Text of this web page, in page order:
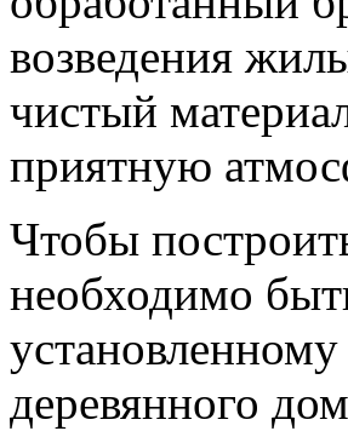
возведения
чистый
приятную
Чтобы
необходимо
деревянного